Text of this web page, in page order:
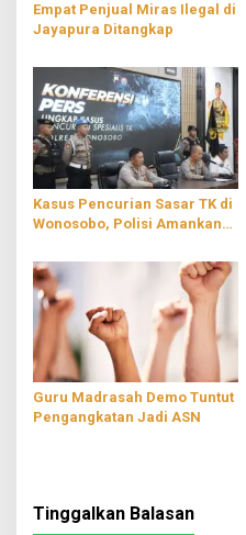
Empat Penjual Miras Ilegal di
Jayapura Ditangkap
Kasus Pencurian Sasar TK di
Wonosobo, Polisi Amankan
Guru Madrasah Demo Tuntut
Pengangkatan Jadi ASN
Tinggalkan Balasan